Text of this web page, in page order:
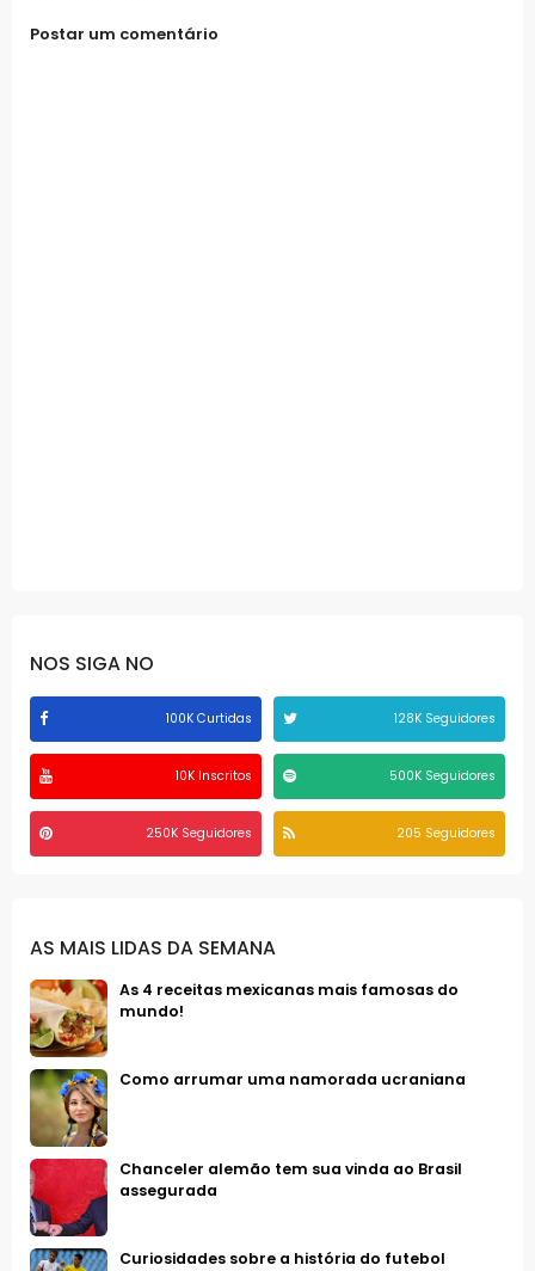
Postar um comentário
NOS SIGA NO
100K Curtidas 128K Seguidores
10K Inscritos 500K Seguidores
250K Seguidores 205 Seguidores
AS MAIS LIDAS DA SEMANA
As 4 receitas mexicanas mais famosas do
mundo!
Como arrumar uma namorada ucraniana
Chanceler alemão tem sua vinda ao Brasil
assegurada
Curiosidades sobre a história do futebol